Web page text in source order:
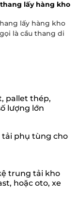
lấy hàng kho
lấy hàng kho
là cầu thang di
pallet thép,
lượng lớn
phụ tùng cho
trung tải kho
hoặc oto, xe